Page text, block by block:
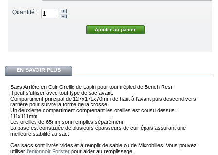
Quantité :
EN SAVOIR PLUS
Sacs Arrière en Cuir Oreille de Lapin pour tout trépied de Bench Rest.
Il peut s’utiliser avec tout type de sac avant.
Compartiment principal de 127x171x70mm de haut à l'avant puis descend vers
l'arrière pour suivre la forme de la crosse.
Un deuxième compartiment comprenant les oreilles est cousu dessus :
111x111mm.
Les oreilles de 65mm sont remplies séparément.
La base est constituée de plusieurs épaisseurs de cuir épais assurant une
meilleure stabilité au sac.
Ces sacs sont livrés vides et à remplir de sable ou de Microbilles. Vous pouvez
utiliser l'entonnoir Forster pour aider au remplissage.